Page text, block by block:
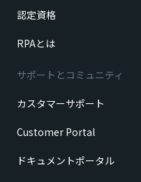
認定資格
RPAとは
サポートとコミュニティ
カスタマーサポート
Customer Portal
ドキュメントポータル